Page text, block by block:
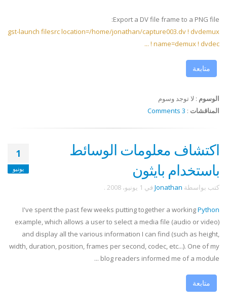
Export a DV file frame to a PNG file:
gst-launch filesrc location=/home/jonathan/capture003.dv ! dvdemux
name=demux ! dvdec ! ...
متابعة
الوسوم : لا توجد وسوم
المناقشات :
3 Comments
1
يونيو
اكتشاف معلومات الوسائط
باستخدام بايثون
كتب بواسطة Jonathan في 1 يونيو، 2008 .
I've spent the past few weeks putting together a workingPython
example, which allows a user to select a media file (audio or video)
and display all the various information I can find (such as height,
width, duration, position, frames per second, codec, etc...). One of my
blog readers informed me of a module ...
متابعة